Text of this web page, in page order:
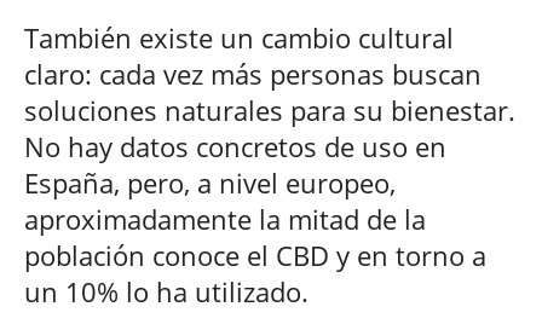
También existe un cambio cultural
claro: cada vez más personas buscan
soluciones naturales para su bienestar.
No hay datos concretos de uso en
España, pero, a nivel europeo,
aproximadamente la mitad de la
población conoce el CBD y en torno a
un 10% lo ha utilizado.